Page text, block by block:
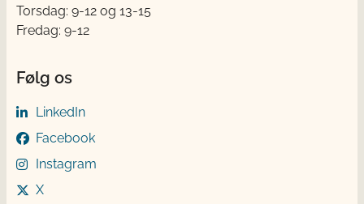
Torsdag: 9-12 og 13-15
Fredag: 9-12
Følg os
LinkedIn
Facebook
Instagram
X